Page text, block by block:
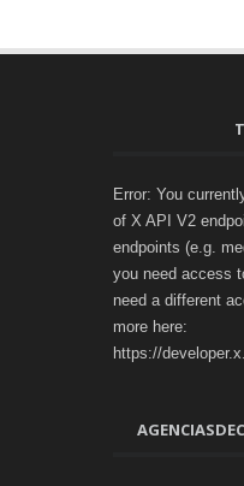
Error: You
of X API V2
endpoints (e.g.
you need access
need a different
more here:
https://